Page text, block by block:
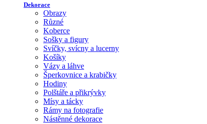
Dekorace
Obrazy
Různé
Koberce
Sošky a figury
Svíčky, svícny a lucerny
Košíky
Vázy a láhve
Šperkovnice a krabičky
Hodiny
Polštáře a přikrývky
Mísy a tácky
Rámy na fotografie
Nástěnné dekorace